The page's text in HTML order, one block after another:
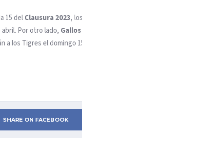
15 delClausura 2023, los
enfrentarán a
Por otro lado, Gallos
visualiza un cierre de torneo
a los Tigres el domingo 15 de abril.
SHARE ON FACEBOOK